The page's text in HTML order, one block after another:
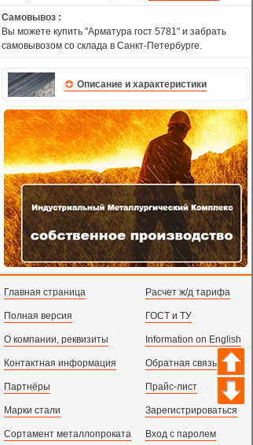
Самовывоз :
Вы можете купить "Арматура гост 5781" и забрать
самовывозом со склада в Санкт-Петербурге.
Описание и характеристики
Главная страница
Полная версия
О компании, реквизиты
Контактная информация
Партнёры
Марки стали
Сортамент металлопроката
Расчет ж/д тарифа
ГОСТ и ТУ
Information on English
Обратная связь
Прайс-лист
Зарегистрироваться
Вход с паролем